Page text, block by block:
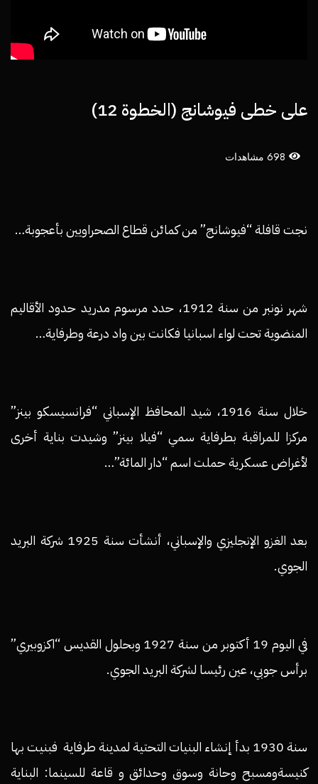
على خطى فيوشانج (الخطوة 12)
698 مشاهدات
نجت قافلة “فيوشانج” من كمائن قطاع الصحراويين بأعجوبة…
شهر نونبر من سنة 1912، حدد مرسوم مدريد حدود الأقاليم
المنضوية تحت لواء اسبانيا فكانت بين واد درعة وطرفاية…
خلال سنة 1916، شيد المحافظ الإسباني “فرانسيسكو بينز”
مركزا للمراقبة بطرفاية سمي “فيلا بينز” وشيدت بناية أخرى
لأغراض عسكرية حملت اسم “دار المائة”…
بعد الغزو الإنجليزي والإسباني، أنشأت سنة 1925 شركة البريد
الجوي.
في اليوم 19 أكتوبر من سنة 1927 وبحلول القديس “اكزوبيري”
برأس جوبي، عين رئيسا لشركة البريد الجوي.
سنة 1930 بدأ إنشاء البنيات التحتية لمدينة طرفاية فبنيت بها
كنيسةومسبح وحانة وسوق وحدائق و قاعة للسينما: البناية